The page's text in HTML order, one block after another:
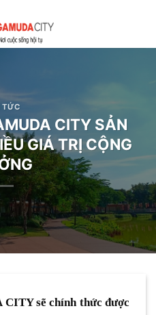
TỨC
CITY SẢN
GIÁ TRỊ CỘNG
CITY sẽ chính thức được